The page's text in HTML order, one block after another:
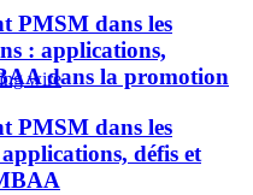
PMSM dans les
: applications,
dans la promotion
PMSM dans les
défis et